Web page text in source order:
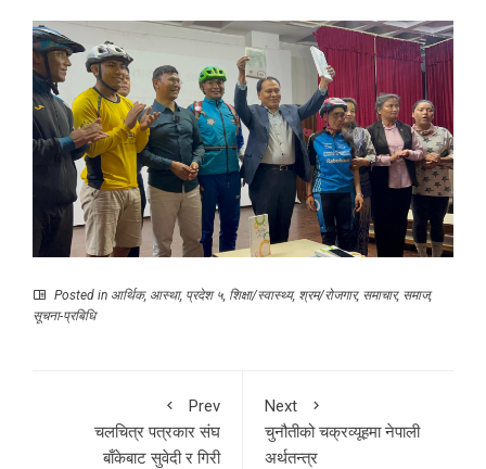
Posted in आर्थिक, आस्था, प्रदेश ५, शिक्षा/स्वास्थ्य, श्रम/रोजगार, समाचार, समाज,
सूचना-प्रबिधि
Prev
चलचित्र पत्रकार संघ
बाँकेबाट सुवेदी र गिरी
Next
चुनौतीको चक्रव्यूहमा नेपाली
अर्थतन्त्र